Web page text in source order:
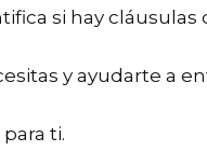
si hay cláusulas
y ayudarte a
ti.